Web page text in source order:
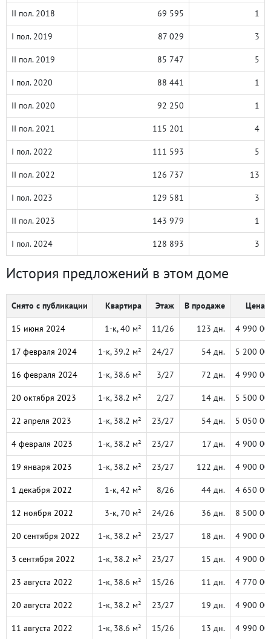
II пол. 2018 69 595 1
I пол. 2019 87 029 3
II пол. 2019 85 747 5
I пол. 2020 88 441 1
II пол. 2020 92 250 1
II пол. 2021 115 201 4
I пол. 2022 111 593 5
II пол. 2022 126 737 13
I пол. 2023 129 581 3
II пол. 2023 143 979 1
I пол. 2024 128 893 3
История предложений в этом доме
Снято с публикации Квартира Этаж В продаже Цена,
15 июня 2024 1-к, 40 м² 11/26 123 дн. 4 990
17 февраля 2024 1-к, 39.2 м² 24/27 54 дн. 5 200
16 февраля 2024 1-к, 38.6 м² 3/27 72 дн. 4 990
20 октября 2023 1-к, 38.2 м² 2/27 14 дн. 5 500
22 апреля 2023 1-к, 38.2 м² 23/27 54 дн. 5 050
4 февраля 2023 1-к, 38.2 м² 23/27 17 дн. 4 900
19 января 2023 1-к, 38.2 м² 23/27 122 дн. 4 900
1 декабря 2022 1-к, 42 м² 8/26 44 дн. 4 650
12 ноября 2022 3-к, 70 м² 24/26 36 дн. 8 500
20 сентября 2022 1-к, 38.2 м² 23/27 18 дн. 4 900
3 сентября 2022 1-к, 38.2 м² 23/27 15 дн. 4 900
23 августа 2022 1-к, 38.6 м² 15/26 11 дн. 4 770
20 августа 2022 1-к, 38.2 м² 23/27 19 дн. 4 900
11 августа 2022 1-к, 38.6 м² 15/26 13 дн. 4 990